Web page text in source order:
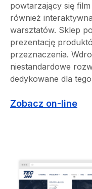
powtarzający się
również
warsztatów. Sklep
prezentację
przeznaczenia.
niestandardowe
dedykowane dla
Zobacz on-line